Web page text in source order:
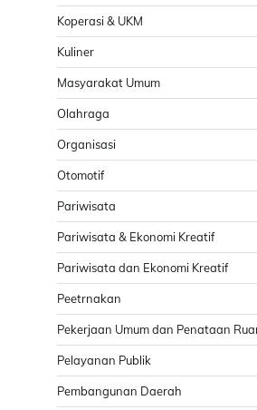
Koperasi & UKM
Kuliner
Masyarakat Umum
Olahraga
Organisasi
Otomotif
Pariwisata
Pariwisata & Ekonomi Kreatif
Pariwisata dan Ekonomi Kreatif
Peetrnakan
Pekerjaan Umum dan Penataan
Pelayanan Publik
Pembangunan Daerah